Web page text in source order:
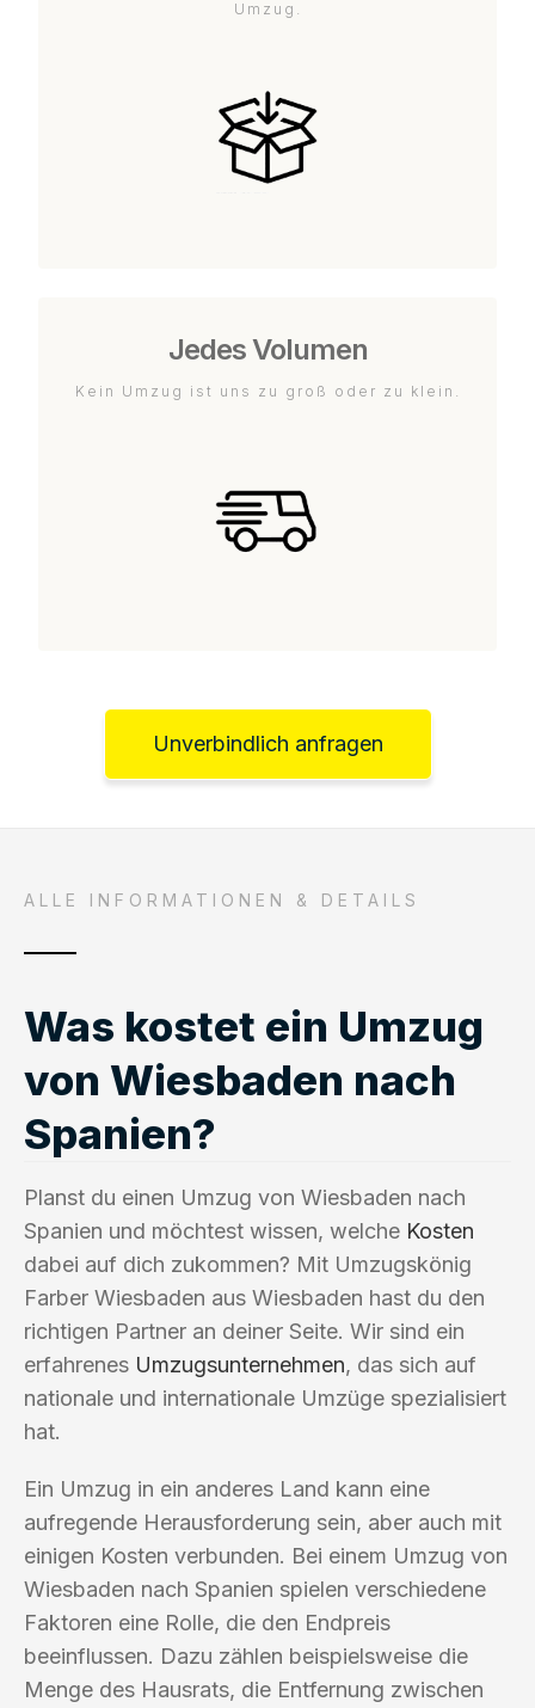
Umzug.
Jedes Volumen
Kein Umzug ist uns zu groß oder zu klein.
Unverbindlich anfragen
ALLE INFORMATIONEN & DETAILS
Was kostet ein Umzug
von Wiesbaden nach
Spanien?
Planst du einen Umzug von Wiesbaden nach
Spanien und möchtest wissen, welche Kosten
dabei auf dich zukommen? Mit Umzugskönig
Farber Wiesbaden aus Wiesbaden hast du den
richtigen Partner an deiner Seite. Wir sind ein
erfahrenes Umzugsunternehmen, das sich auf
nationale und internationale Umzüge spezialisiert
hat.
Ein Umzug in ein anderes Land kann eine
aufregende Herausforderung sein, aber auch mit
einigen Kosten verbunden. Bei einem Umzug von
Wiesbaden nach Spanien spielen verschiedene
Faktoren eine Rolle, die den Endpreis
beeinflussen. Dazu zählen beispielsweise die
Menge des Hausrats, die Entfernung zwischen